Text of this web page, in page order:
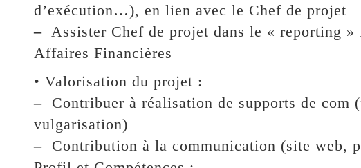
d’exécution…), en lien avec le Chef de projet
–Assister Chef de projet dans le « reporting »
Affaires Financières
• Valorisation du projet :
–Contribuer à réalisation de supports de com
vulgarisation)
–Contribution à la communication (site web,